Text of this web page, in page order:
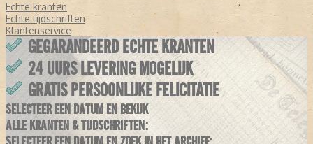
Echte kranten
Echte tijdschriften
Klantenservice
GEGARANDEERD ECHTE KRANTEN
24 UURS LEVERING MOGELIJK
GRATIS PERSOONLIJKE FELICITATIE
SELECTEER EEN DATUM EN BEKIJK
ALLE KRANTEN & TIJDSCHRIFTEN: